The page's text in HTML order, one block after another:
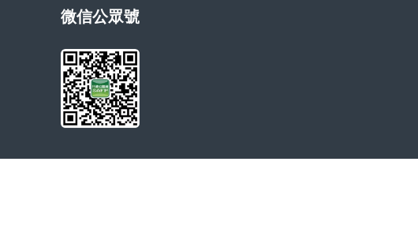
微信公眾號